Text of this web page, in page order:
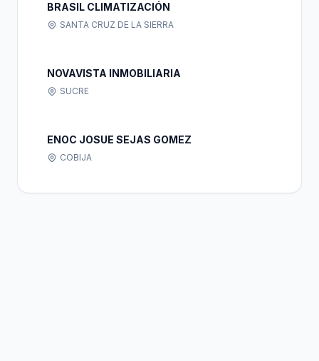
BRASIL CLIMATIZACIÓN
SANTA CRUZ DE LA SIERRA
NOVAVISTA INMOBILIARIA
SUCRE
ENOC JOSUE SEJAS GOMEZ
COBIJA